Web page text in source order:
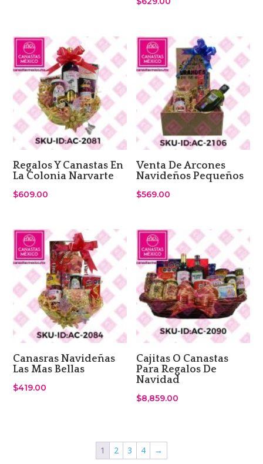
Regalos Y Canastas En
La Colonia Narvarte
$609.00
Venta De Arcones
Navideños Pequeños
$569.00
Canasras Navideñas
Las Mas Bellas
$419.00
Cajitas O Canastas
Para Regalos De
Navidad
$8,859.00
1 2 3 4 →